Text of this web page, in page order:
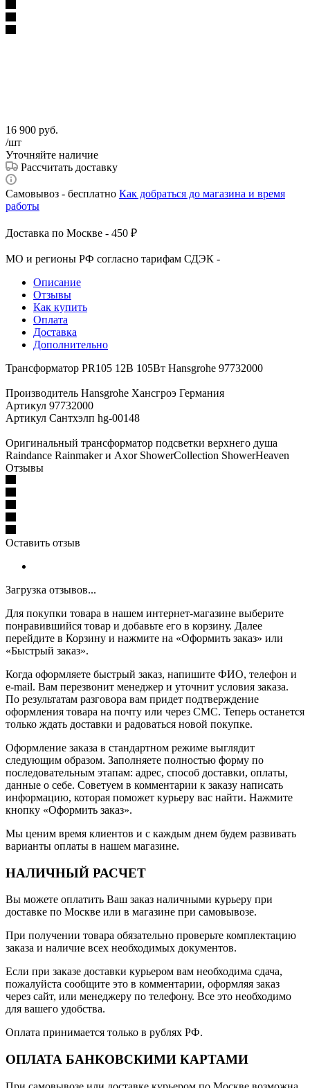
16 900 руб.
/шт
Уточняйте наличие
Рассчитать доставку
Самовывоз - бесплатно Как добраться до магазина и время
работы
Доставка по Москве - 450 ₽
МО и регионы РФ согласно тарифам СДЭК -
Описание
Отзывы
Как купить
Оплата
Доставка
Дополнительно
Трансформатор PR105 12В 105Вт Hansgrohe 97732000
Производитель Hansgrohe Хансгроэ Германия
Артикул 97732000
Артикул Сантхэлп hg-00148
Оригинальный трансформатор подсветки верхнего душа
Raindance Rainmaker и Axor ShowerCollection ShowerHeaven
Отзывы
Оставить отзыв
Загрузка отзывов...
Для покупки товара в нашем интернет-магазине выберите
понравившийся товар и добавьте его в корзину. Далее
перейдите в Корзину и нажмите на «Оформить заказ» или
«Быстрый заказ».
Когда оформляете быстрый заказ, напишите ФИО, телефон и
e-mail. Вам перезвонит менеджер и уточнит условия заказа.
По результатам разговора вам придет подтверждение
оформления товара на почту или через СМС. Теперь останется
только ждать доставки и радоваться новой покупке.
Оформление заказа в стандартном режиме выглядит
следующим образом. Заполняете полностью форму по
последовательным этапам: адрес, способ доставки, оплаты,
данные о себе. Советуем в комментарии к заказу написать
информацию, которая поможет курьеру вас найти. Нажмите
кнопку «Оформить заказ».
Мы ценим время клиентов и с каждым днем будем развивать
варианты оплаты в нашем магазине.
НАЛИЧНЫЙ РАСЧЕТ
Вы можете оплатить Ваш заказ наличными курьеру при
доставке по Москве или в магазине при самовывозе.
При получении товара обязательно проверьте комплектацию
заказа и наличие всех необходимых документов.
Если при заказе доставки курьером вам необходима сдача,
пожалуйста сообщите это в комментарии, оформляя заказ
через сайт, или менеджеру по телефону. Все это необходимо
для вашего удобства.
Оплата принимается только в рублях РФ.
ОПЛАТА БАНКОВСКИМИ КАРТАМИ